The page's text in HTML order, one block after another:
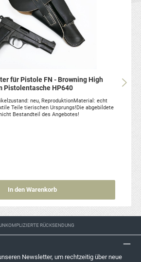
für Pistole FN - Browning High
Pistolentasche HP640
neu, ReproduktionMaterial: echt
Teile tierischen Ursprungs!Die abgebildete
Bestandteil des Angebotes!
In den Warenkorb
RÜCKSENDUNG
Newsletter, um rechtzeitig über neue